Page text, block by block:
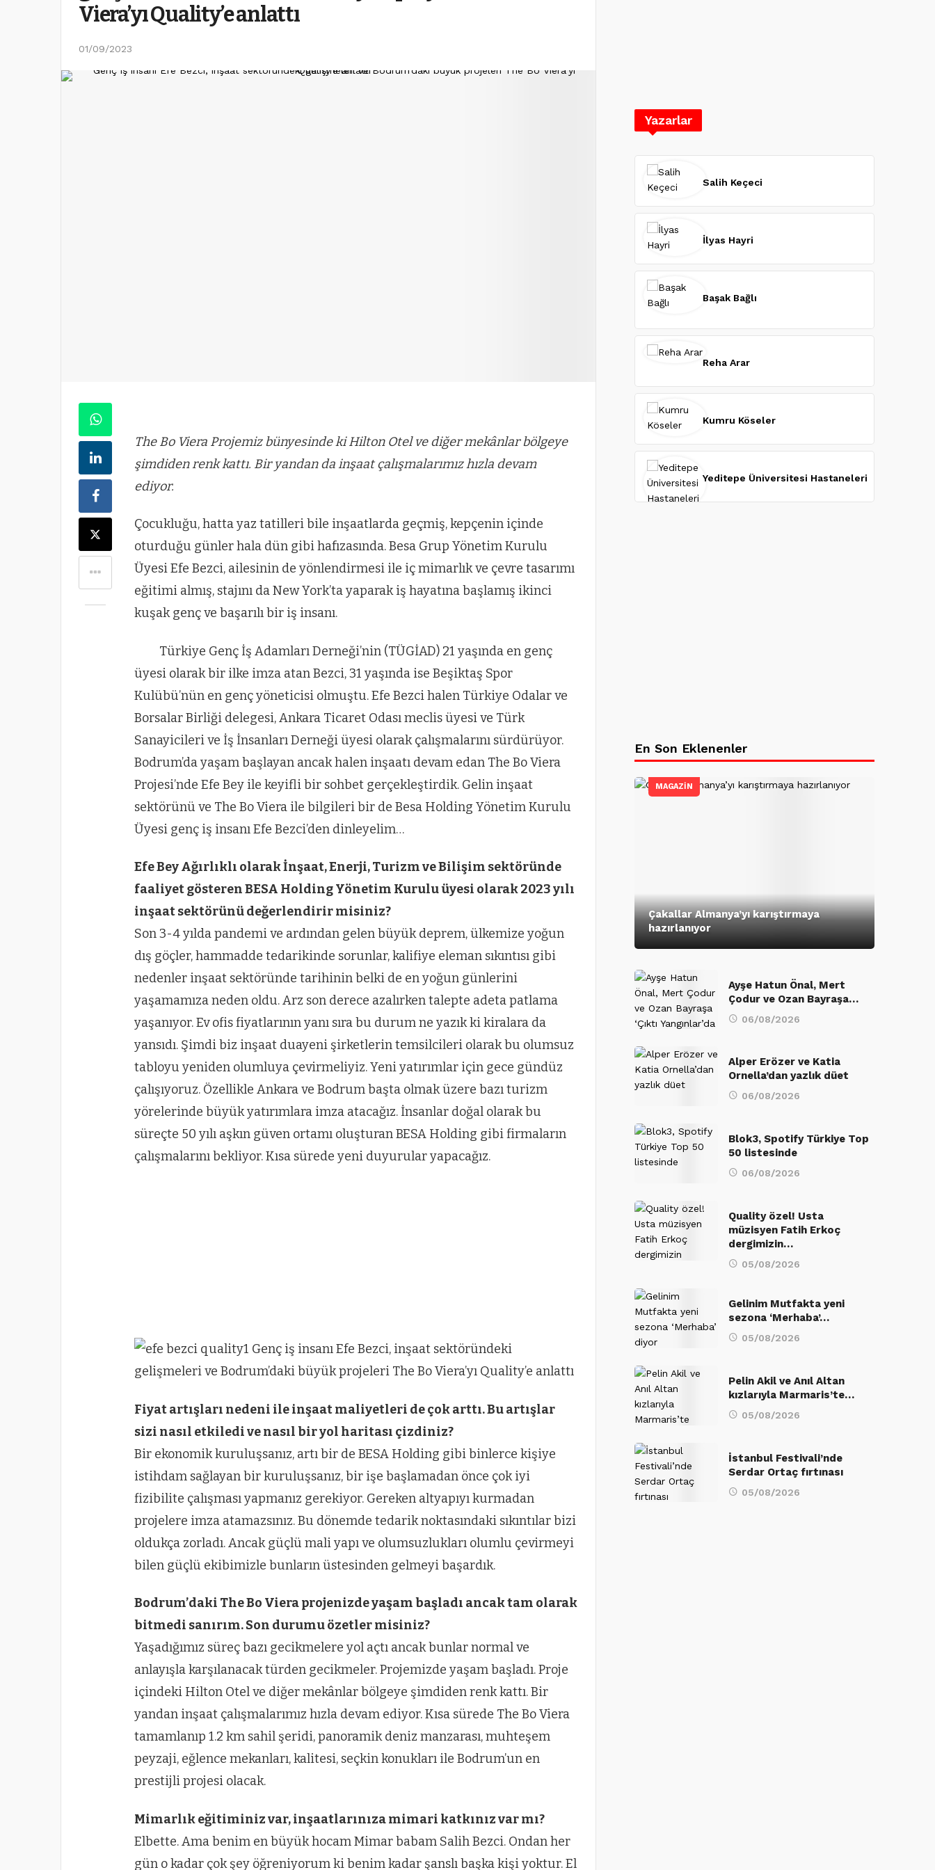
Viera’yı Quality’e anlattı
01/09/2023
The Bo Viera Projemiz bünyesinde ki Hilton Otel ve diğer mekânlar bölgeye
şimdiden renk kattı. Bir yandan da inşaat çalışmalarımız hızla devam
ediyor.
Çocukluğu, hatta yaz tatilleri bile inşaatlarda geçmiş, kepçenin içinde
oturduğu günler hala dün gibi hafızasında. Besa Grup Yönetim Kurulu
Üyesi Efe Bezci, ailesinin de yönlendirmesi ile iç mimarlık ve çevre tasarımı
eğitimi almış, stajını da New York’ta yaparak iş hayatına başlamış ikinci
kuşak genç ve başarılı bir iş insanı.
Türkiye Genç İş Adamları Derneği’nin (TÜGİAD) 21 yaşında en genç
üyesi olarak bir ilke imza atan Bezci, 31 yaşında ise Beşiktaş Spor
Kulübü’nün en genç yöneticisi olmuştu. Efe Bezci halen Türkiye Odalar ve
Borsalar Birliği delegesi, Ankara Ticaret Odası meclis üyesi ve Türk
Sanayicileri ve İş İnsanları Derneği üyesi olarak çalışmalarını sürdürüyor.
Bodrum’da yaşam başlayan ancak halen inşaatı devam edan The Bo Viera
Projesi’nde Efe Bey ile keyifli bir sohbet gerçekleştirdik. Gelin inşaat
sektörünü ve The Bo Viera ile bilgileri bir de Besa Holding Yönetim Kurulu
Üyesi genç iş insanı Efe Bezci’den dinleyelim…
Efe Bey Ağırlıklı olarak İnşaat, Enerji, Turizm ve Bilişim sektöründe
faaliyet gösteren BESA Holding Yönetim Kurulu üyesi olarak 2023 yılı
inşaat sektörünü değerlendirir misiniz?
Son 3-4 yılda pandemi ve ardından gelen büyük deprem, ülkemize yoğun
dış göçler, hammadde tedarikinde sorunlar, kalifiye eleman sıkıntısı gibi
nedenler inşaat sektöründe tarihinin belki de en yoğun günlerini
yaşamamıza neden oldu. Arz son derece azalırken talepte adeta patlama
yaşanıyor. Ev ofis fiyatlarının yanı sıra bu durum ne yazık ki kiralara da
yansıdı. Şimdi biz inşaat duayeni şirketlerin temsilcileri olarak bu olumsuz
tabloyu yeniden olumluya çevirmeliyiz. Yeni yatırımlar için gece gündüz
çalışıyoruz. Özellikle Ankara ve Bodrum başta olmak üzere bazı turizm
yörelerinde büyük yatırımlara imza atacağız. İnsanlar doğal olarak bu
süreçte 50 yılı aşkın güven ortamı oluşturan BESA Holding gibi firmaların
çalışmalarını bekliyor. Kısa sürede yeni duyurular yapacağız.
Fiyat artışları nedeni ile inşaat maliyetleri de çok arttı. Bu artışlar
sizi nasıl etkiledi ve nasıl bir yol haritası çizdiniz?
Bir ekonomik kuruluşsanız, artı bir de BESA Holding gibi binlerce kişiye
istihdam sağlayan bir kuruluşsanız, bir işe başlamadan önce çok iyi
fizibilite çalışması yapmanız gerekiyor. Gereken altyapıyı kurmadan
projelere imza atamazsınız. Bu dönemde tedarik noktasındaki sıkıntılar bizi
oldukça zorladı. Ancak güçlü mali yapı ve olumsuzlukları olumlu çevirmeyi
bilen güçlü ekibimizle bunların üstesinden gelmeyi başardık.
Bodrum’daki The Bo Viera projenizde yaşam başladı ancak tam olarak
bitmedi sanırım. Son durumu özetler misiniz?
Yaşadığımız süreç bazı gecikmelere yol açtı ancak bunlar normal ve
anlayışla karşılanacak türden gecikmeler. Projemizde yaşam başladı. Proje
içindeki Hilton Otel ve diğer mekânlar bölgeye şimdiden renk kattı. Bir
yandan inşaat çalışmalarımız hızla devam ediyor. Kısa sürede The Bo Viera
tamamlanıp 1.2 km sahil şeridi, panoramik deniz manzarası, muhteşem
peyzaji, eğlence mekanları, kalitesi, seçkin konukları ile Bodrum’un en
prestijli projesi olacak.
Mimarlık eğitiminiz var, inşaatlarınıza mimari katkınız var mı?
Elbette. Ama benim en büyük hocam Mimar babam Salih Bezci. Ondan her
gün o kadar çok şey öğreniyorum ki benim kadar şanslı başka kişi yoktur. El
Yazarlar
Salih Keçeci
İlyas Hayri
Başak Bağlı
Reha Arar
Kumru Köseler
Yeditepe Üniversitesi Hastaneleri
En Son Eklenenler
MAGAZİN
Çakallar Almanya’yı karıştırmaya
hazırlanıyor
Ayşe Hatun Önal, Mert
Çodur ve Ozan Bayraşa…
06/08/2026
Alper Erözer ve Katia
Ornella’dan yazlık düet
06/08/2026
Blok3, Spotify Türkiye Top
50 listesinde
06/08/2026
Quality özel! Usta
müzisyen Fatih Erkoç
dergimizin…
05/08/2026
Gelinim Mutfakta yeni
sezona ‘Merhaba’…
05/08/2026
Pelin Akil ve Anıl Altan
kızlarıyla Marmaris’te…
05/08/2026
İstanbul Festivali’nde
Serdar Ortaç fırtınası
05/08/2026